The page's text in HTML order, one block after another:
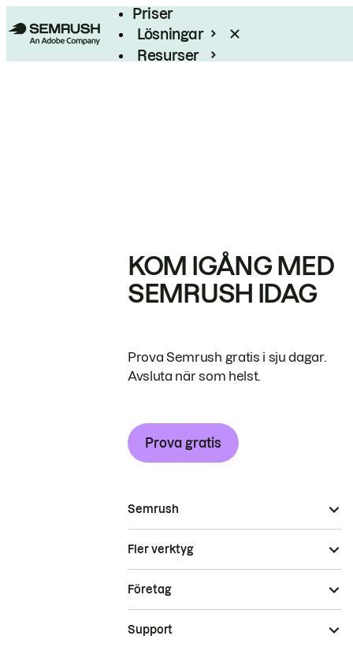
Priser
Lösningar
Resurser
KOM IGÅNG MED
SEMRUSH IDAG
Prova Semrush gratis i sju dagar.
Avsluta när som helst.
Prova gratis
Semrush
Fler verktyg
Företag
Support